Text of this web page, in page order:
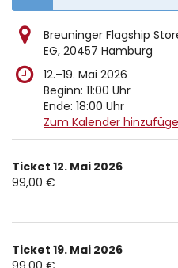
Breuninger Flagship
EG, 20457 Hamburg
12.–bis
19. Mai 2026
Beginn: 11:00 Uhr
Ende: 18:00 Uhr
Zum Kalender
Produkte
Unkategorisierte
Ticket 12. Mai 2026
99,00 €
Ticket 19. Mai 2026